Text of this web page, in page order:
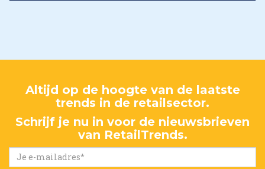
Altijd op de hoogte van de laatste
trends in de retailsector.
Schrijf je nu in voor de nieuwsbrieven
van RetailTrends.